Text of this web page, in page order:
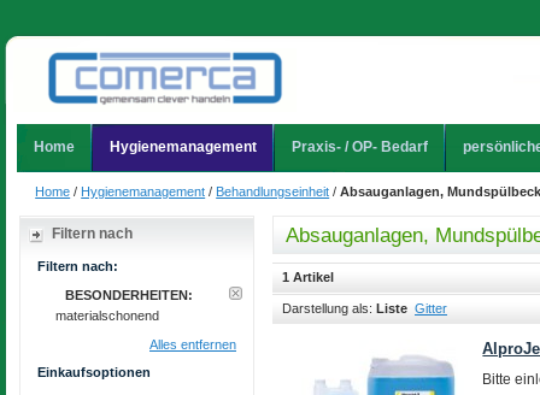
Home Hygienemanagement Praxis- / OP- Bedarf
Home / Hygienemanagement / Behandlungseinheit /Absauganlagen,
Absauganlagen,
1 Artikel
Darstellung als: Liste Gitter
Bitte
Filtern nach
Filtern nach:
BESONDERHEITEN:
materialschonend
Alles entfernen
Einkaufsoptionen